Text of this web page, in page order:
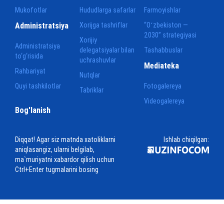
Mukofotlar
Hududlarga safarlar
Xorijga tashriflar
Xorijiy
delegatsiyalar bilan
uchrashuvlar
Nutqlar
Tabriklar
Farmoyishlar
“Oʻzbekiston —
2030” strategiyasi
Tashabbuslar
Administratsiya
Administratsiya
to‘g‘risida
Rahbariyat
Quyi tashkilotlar
Mediateka
Fotogalereya
Videogalereya
Bog'lanish
Diqqat! Agar siz matnda xatoliklarni
aniqlasangiz, ularni belgilab,
ma`muriyatni xabardor qilish uchun
Ctrl+Enter tugmalarini bosing
Ishlab chiqilgan: